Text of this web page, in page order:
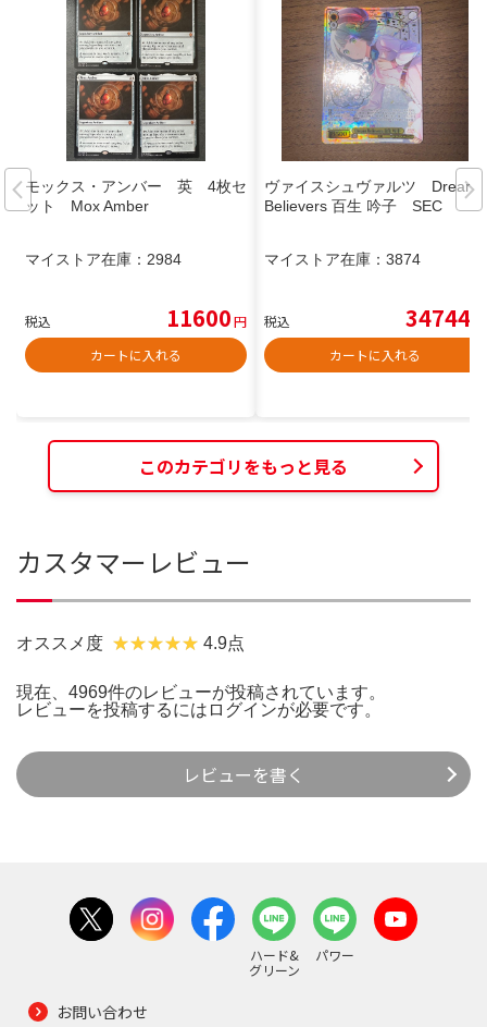
モックス・アンバー 英 4枚セ
ット Mox Amber
マイストア在庫： 2984
税込 11600円
カートに入れる
ヴァイスシュヴァルツ Dream
Believers 百生 吟子 SEC
マイストア在庫： 3874
税込 34744
カートに入れる
このカテゴリをもっと見る
カスタマーレビュー
オススメ度 4.9点
現在、4969件のレビューが投稿されています。
レビューを投稿するには ログインが必要です。
レビューを書く
ハード&
グリーン
パワー
お問い合わせ